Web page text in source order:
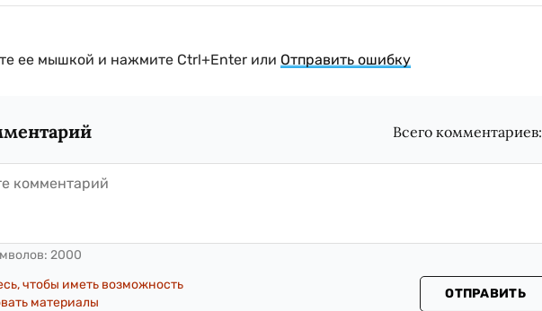
ее мышкой и нажмите Ctrl+Enter или Отправить ошибку
Всего комментариев:
2000
чтобы иметь возможность
материалы
ОТПРАВИТЬ